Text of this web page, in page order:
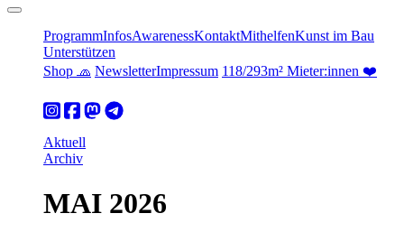
ProgrammInfosAwarenessKontaktMithelfenKunst im Bau
Unterstützen
Shop 🧢 NewsletterImpressum 118/293m² Mieter:innen ❤️
Aktuell
Archiv
MAI 2026